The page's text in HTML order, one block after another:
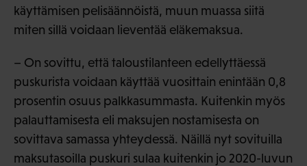
käyttämisen pelisäännöistä, muun muassa siitä
miten sillä voidaan lieventää eläkemaksua.
– On sovittu, että taloustilanteen edellyttäessä
puskurista voidaan käyttää vuosittain enintään 0,8
prosentin osuus palkkasummasta. Kuitenkin myös
palauttamisesta eli maksujen nostamisesta on
sovittava samassa yhteydessä. Näillä nyt sovituilla
maksutasoilla puskuri sulaa kuitenkin jo 2020-luvun